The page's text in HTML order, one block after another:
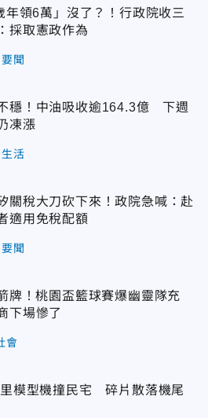
年領6萬」沒了？！行政院收三
採取憲政作為
要聞
穩！中油吸收逾164.3億 下週
凍漲
生活
關稅大刀砍下來！政院急喊：赴
適用免稅配額
要聞
牌！桃園盃籃球賽爆幽靈隊充
下場慘了
會
模型機撞民宅 碎片散落機尾